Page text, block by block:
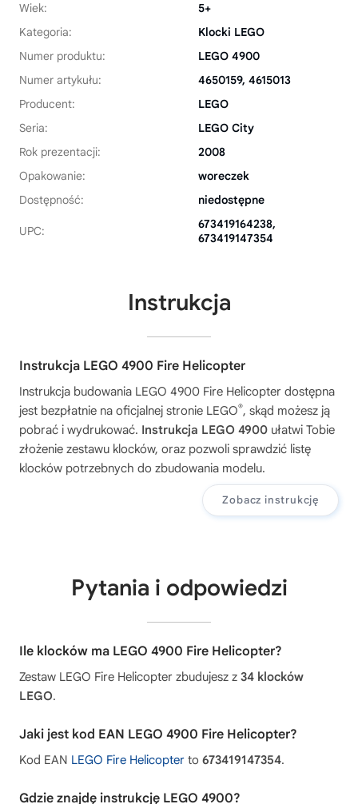
Wiek:
5+
Kategoria:
Klocki LEGO
Numer produktu:
LEGO 4900
Numer artykułu:
4650159, 4615013
Producent:
LEGO
Seria:
LEGO City
Rok prezentacji:
2008
Opakowanie:
woreczek
Dostępność:
niedostępne
UPC:
673419164238,
673419147354
Instrukcja
Instrukcja LEGO 4900 Fire Helicopter
Instrukcja budowania LEGO 4900 Fire Helicopter dostępna
jest bezpłatnie na oficjalnej stronie LEGO®, skąd możesz ją
pobrać i wydrukować. Instrukcja LEGO 4900 ułatwi Tobie
złożenie zestawu klocków, oraz pozwoli sprawdzić listę
klocków potrzebnych do zbudowania modelu.
Zobacz instrukcję
Pytania i odpowiedzi
Ile klocków ma LEGO 4900 Fire Helicopter?
Zestaw LEGO Fire Helicopter zbudujesz z 34 klocków
LEGO.
Jaki jest kod EAN LEGO 4900 Fire Helicopter?
Kod EAN LEGO Fire Helicopter to 673419147354.
Gdzie znajdę instrukcję LEGO 4900?